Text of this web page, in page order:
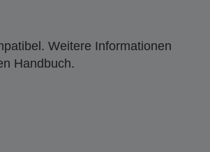
Weitere Informationen
Handbuch.